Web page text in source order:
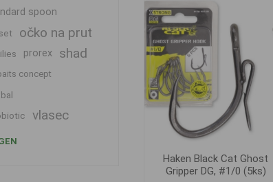
Haken Black Cat Ghost
Gripper DG, #1/0 (5ks)
spoon
očko na prut
prorex shad
concept
vlasec